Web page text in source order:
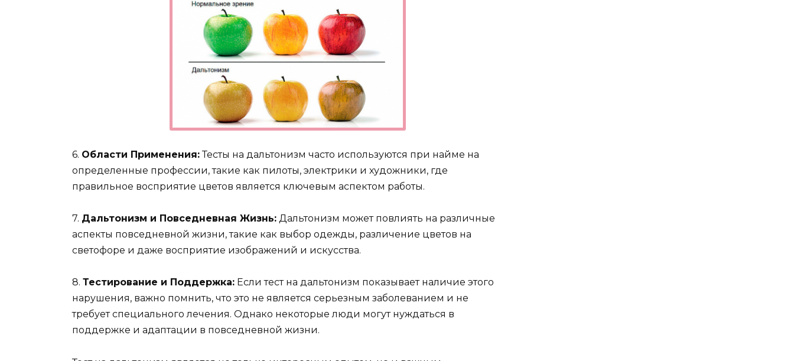
6. Области Применения:Тесты на дальтонизм часто используются при найме на
определенные профессии, такие как пилоты, электрики и художники, где
правильное восприятие цветов является ключевым аспектом работы.
7. Дальтонизм и Повседневная Жизнь: Дальтонизм может повлиять на различные
аспекты повседневной жизни, такие как выбор одежды, различение цветов на
светофоре и даже восприятие изображений и искусства.
8. Тестирование и Поддержка: Если тест на дальтонизм показывает наличие этого
нарушения, важно помнить, что это не является серьезным заболеванием и не
требует специального лечения. Однако некоторые люди могут нуждаться в
поддержке и адаптации в повседневной жизни.